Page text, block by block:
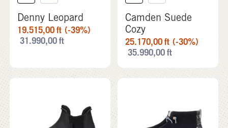
Denny Leopard
19.515,00ft (-39%)
31.990,00ft
Camden Suede
Cozy
25.170,00ft (-30%)
35.990,00ft